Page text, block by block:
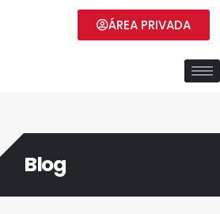
ÁREA PRIVADA
Blog